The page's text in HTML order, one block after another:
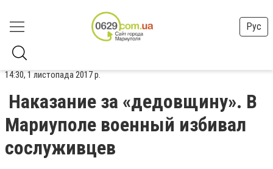
Рус
14:30, 1 листопада 2017 р.
Наказание за «дедовщину». В
Мариуполе военный избивал
сослуживцев